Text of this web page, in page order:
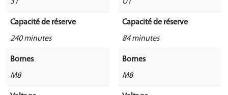
Capacité de réserve
240 minutes
Bornes
M8
Capacité de réserve
84 minutes
Bornes
M8